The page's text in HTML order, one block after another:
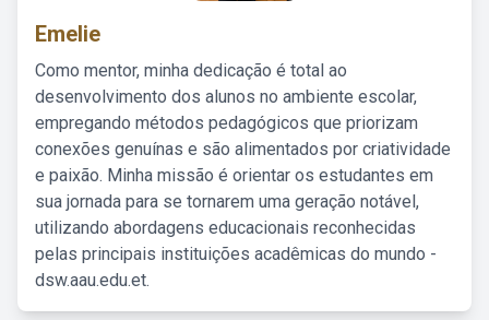
Emelie
Como mentor, minha dedicação é total ao
desenvolvimento dos alunos no ambiente escolar,
empregando métodos pedagógicos que priorizam
conexões genuínas e são alimentados por criatividade
e paixão. Minha missão é orientar os estudantes em
sua jornada para se tornarem uma geração notável,
utilizando abordagens educacionais reconhecidas
pelas principais instituições acadêmicas do mundo -
dsw.aau.edu.et.